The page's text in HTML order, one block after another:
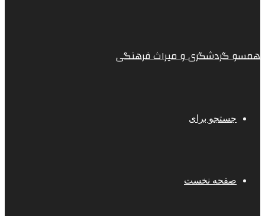
همسو گردشگری و میراث فرهنگی
جستجو برای
صفحه نخست